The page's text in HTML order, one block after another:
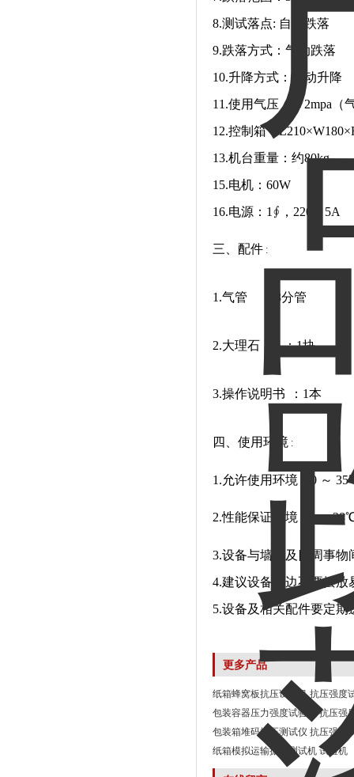
8.测试落点: 自由跌落
9.跌落方式：气动跌落
10.升降方式：电动升降
11 .使用气压：＜2mpa（
12.控制箱： L210×W180×
13.机台重量：约80kg
15.电机 ： 60W
16.电源：1∮，220V 5A
三、配件 :
1.气管 8分管
2.大理石 ：1块
3.操作说明书 ：1本
四、使用环境 :
1.允许使用环境 0 ～ 3
2.性能保证环境 5～2
3.设备与墙壁及四周事物
4.建议设备周边不要摆放
5.设备及相关配件要定期
更多产品
纸箱蜂窝板抗压试验机 抗压强度
包装容器压力强度试验机 抗压强
包装箱堆码抗压测试仪 抗压强度
纸箱模拟运输振动测试机 试验机